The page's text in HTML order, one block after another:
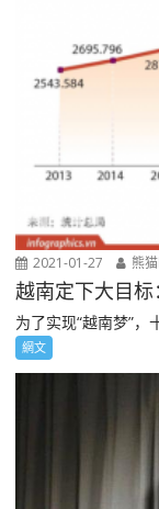
2021-01-27 熊
越南定下大目
为了实现“越南梦”，
網文